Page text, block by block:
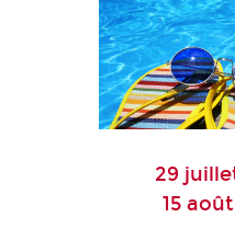
29
15